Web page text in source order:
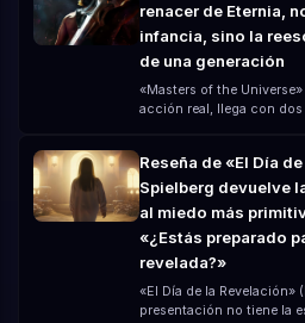
protagonizada por Jacob
Leo, la película crea una
«opresiva» con un
millones de dólares).
renacer de Eternia,
infancia, sino la
de una generación
«Masters of the
acción real, llega con dos tipos
producciones modernas
intelectual de nivel universal" Para muchos,
the Universe» no es una
2026 ya no es solo
mítica completamente
Reseña de «El Día
Spielberg devuelve
al miedo más
«¿Estás preparado
revelada?»
«El Día de la Revelación»
presentación no tiene la